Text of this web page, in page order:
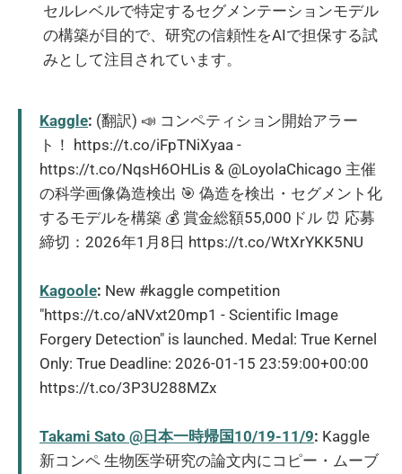
セルレベルで特定するセグメンテーションモデル
の構築が目的で、研究の信頼性をAIで担保する試
みとして注目されています。
Kaggle: (翻訳) 📣 コンペティション開始アラー
ト！ https://t.co/iFpTNiXyaa -
https://t.co/NqsH6OHLis & @LoyolaChicago 主催
の科学画像偽造検出 🎯 偽造を検出・セグメント化
するモデルを構築 💰 賞金総額55,000ドル ⏰ 応募
締切：2026年1月8日 https://t.co/WtXrYKK5NU
Kagoole: New #kaggle competition
"https://t.co/aNVxt20mp1 - Scientific Image
Forgery Detection" is launched. Medal: True Kernel
Only: True Deadline: 2026-01-15 23:59:00+00:00
https://t.co/3P3U288MZx
Takami Sato @日本一時帰国10/19-11/9: Kaggle
新コンペ 生物医学研究の論文内にコピー・ムーブ